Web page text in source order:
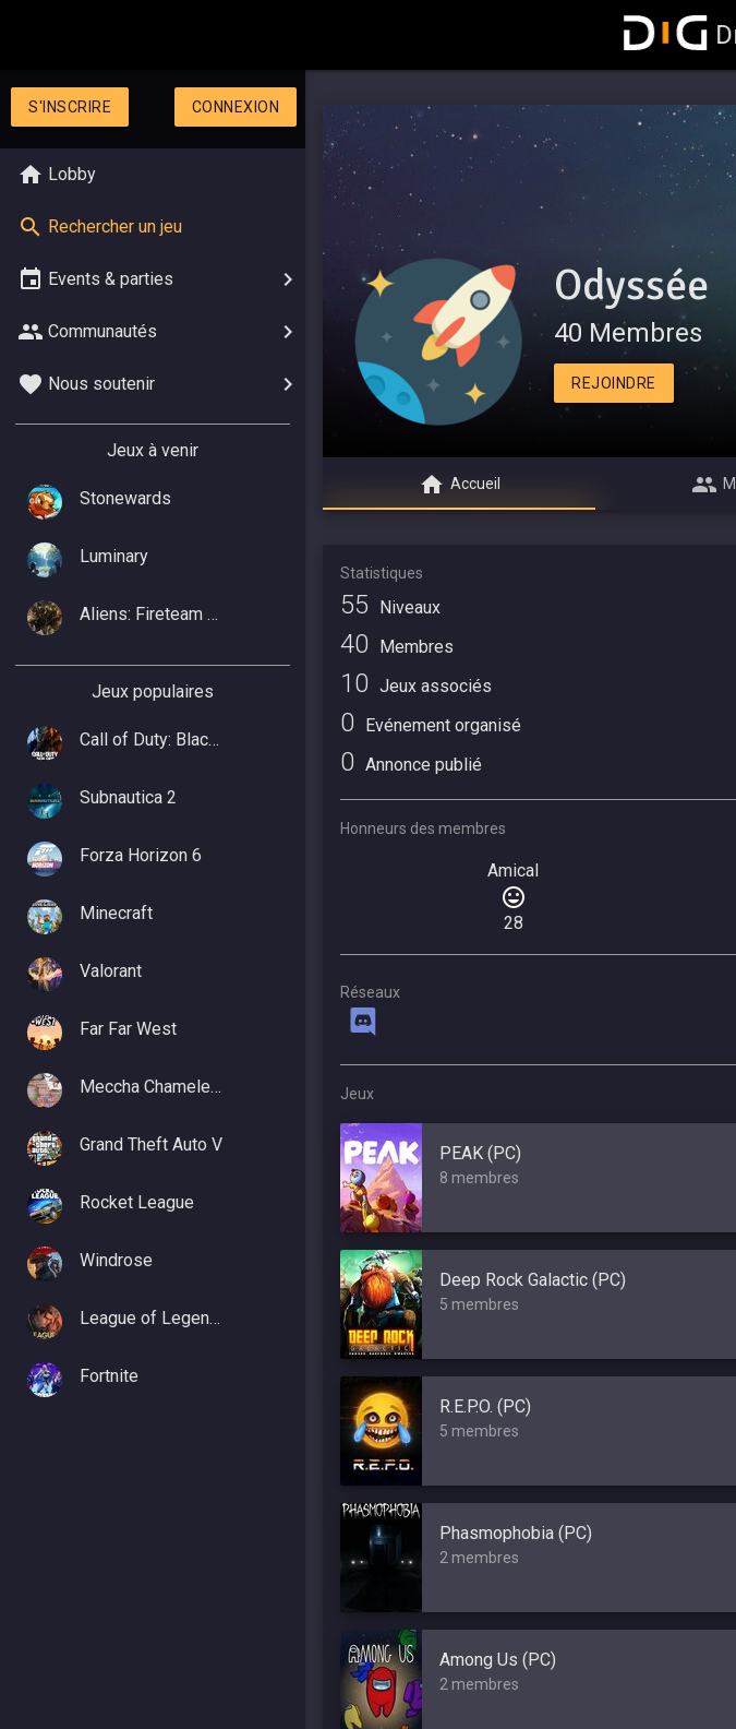
S'INSCRIRE CONNEXION
Lobby
Rechercher un jeu
Events & parties
Communautés
Nous soutenir
Jeux à venir
Stonewards
Luminary
Aliens: Fireteam Elite 2
Jeux populaires
Call of Duty: Black Ops 7
Subnautica 2
Forza Horizon 6
Minecraft
Valorant
Far Far West
Meccha Chameleon
Grand Theft Auto V
Rocket League
Windrose
League of Legends
Fortnite
Odyssée
40 Membres
REJOINDRE
Accueil
Statistiques
55 Niveaux
40 Membres
10 Jeux associés
0 Evénement organisé
0 Annonce publié
Honneurs des membres
Amical
28
Réseaux
Jeux
PEAK (PC)
8 membres
Deep Rock Galactic (PC)
5 membres
R.E.P.O. (PC)
5 membres
Phasmophobia (PC)
2 membres
Among Us (PC)
2 membres